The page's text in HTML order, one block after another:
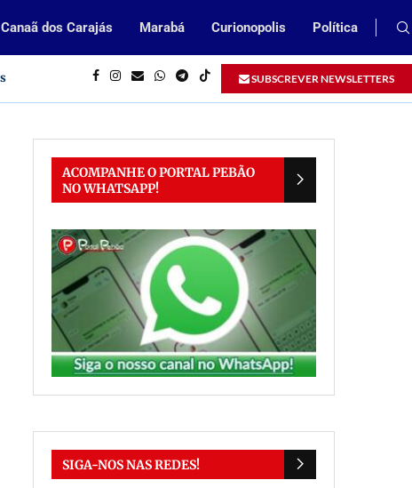
Canaã dos Carajás Marabá Curionopolis Política
Inscrições abertas para processo
SUBSCREVER NEWSLETTERS
ACOMPANHE O PORTAL PEBÃO
NO WHATSAPP!
SIGA-NOS NAS REDES!